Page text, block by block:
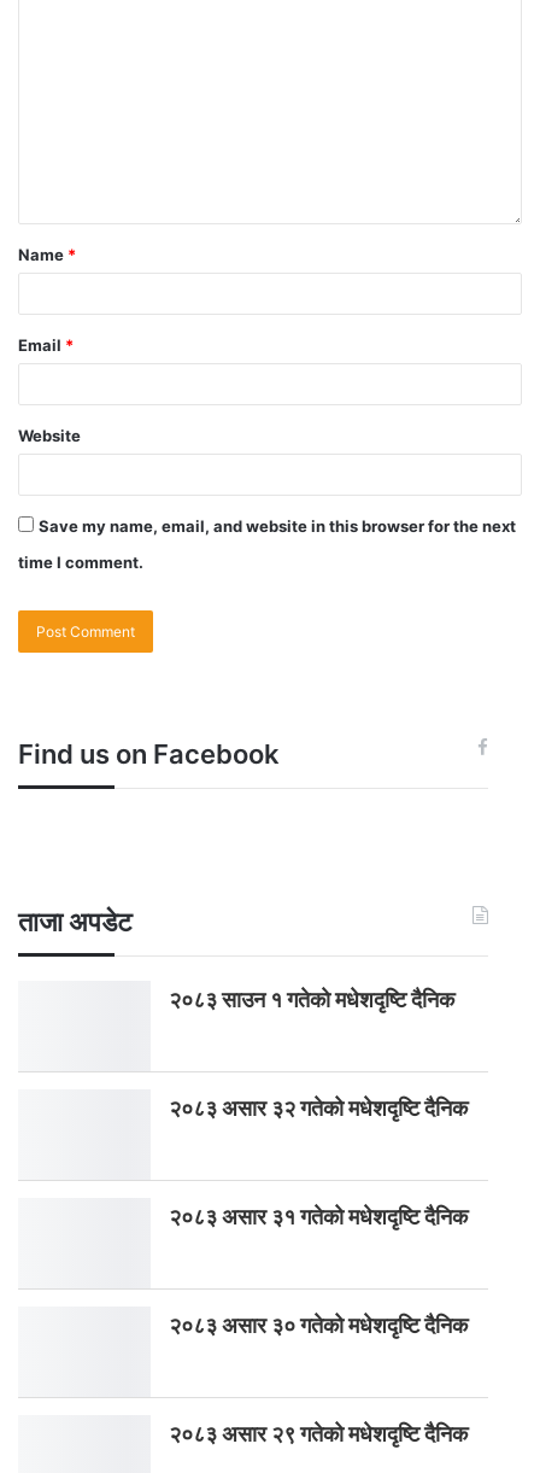
Name *
Email *
Website
Save my name, email, and website in this browser for the next
time I comment.
Find us on Facebook
ताजा अपडेट
२०८३ साउन १ गतेकाे मधेशदृष्टि दैनिक
२०८३ असार ३२ गतेको मधेशदृष्टि दैनिक
२०८३ असार ३१ गतेको मधेशदृष्टि दैनिक
२०८३ असार ३० गतेको मधेशदृष्टि दैनिक
२०८३ असार २९ गतेको मधेशदृष्टि दैनिक